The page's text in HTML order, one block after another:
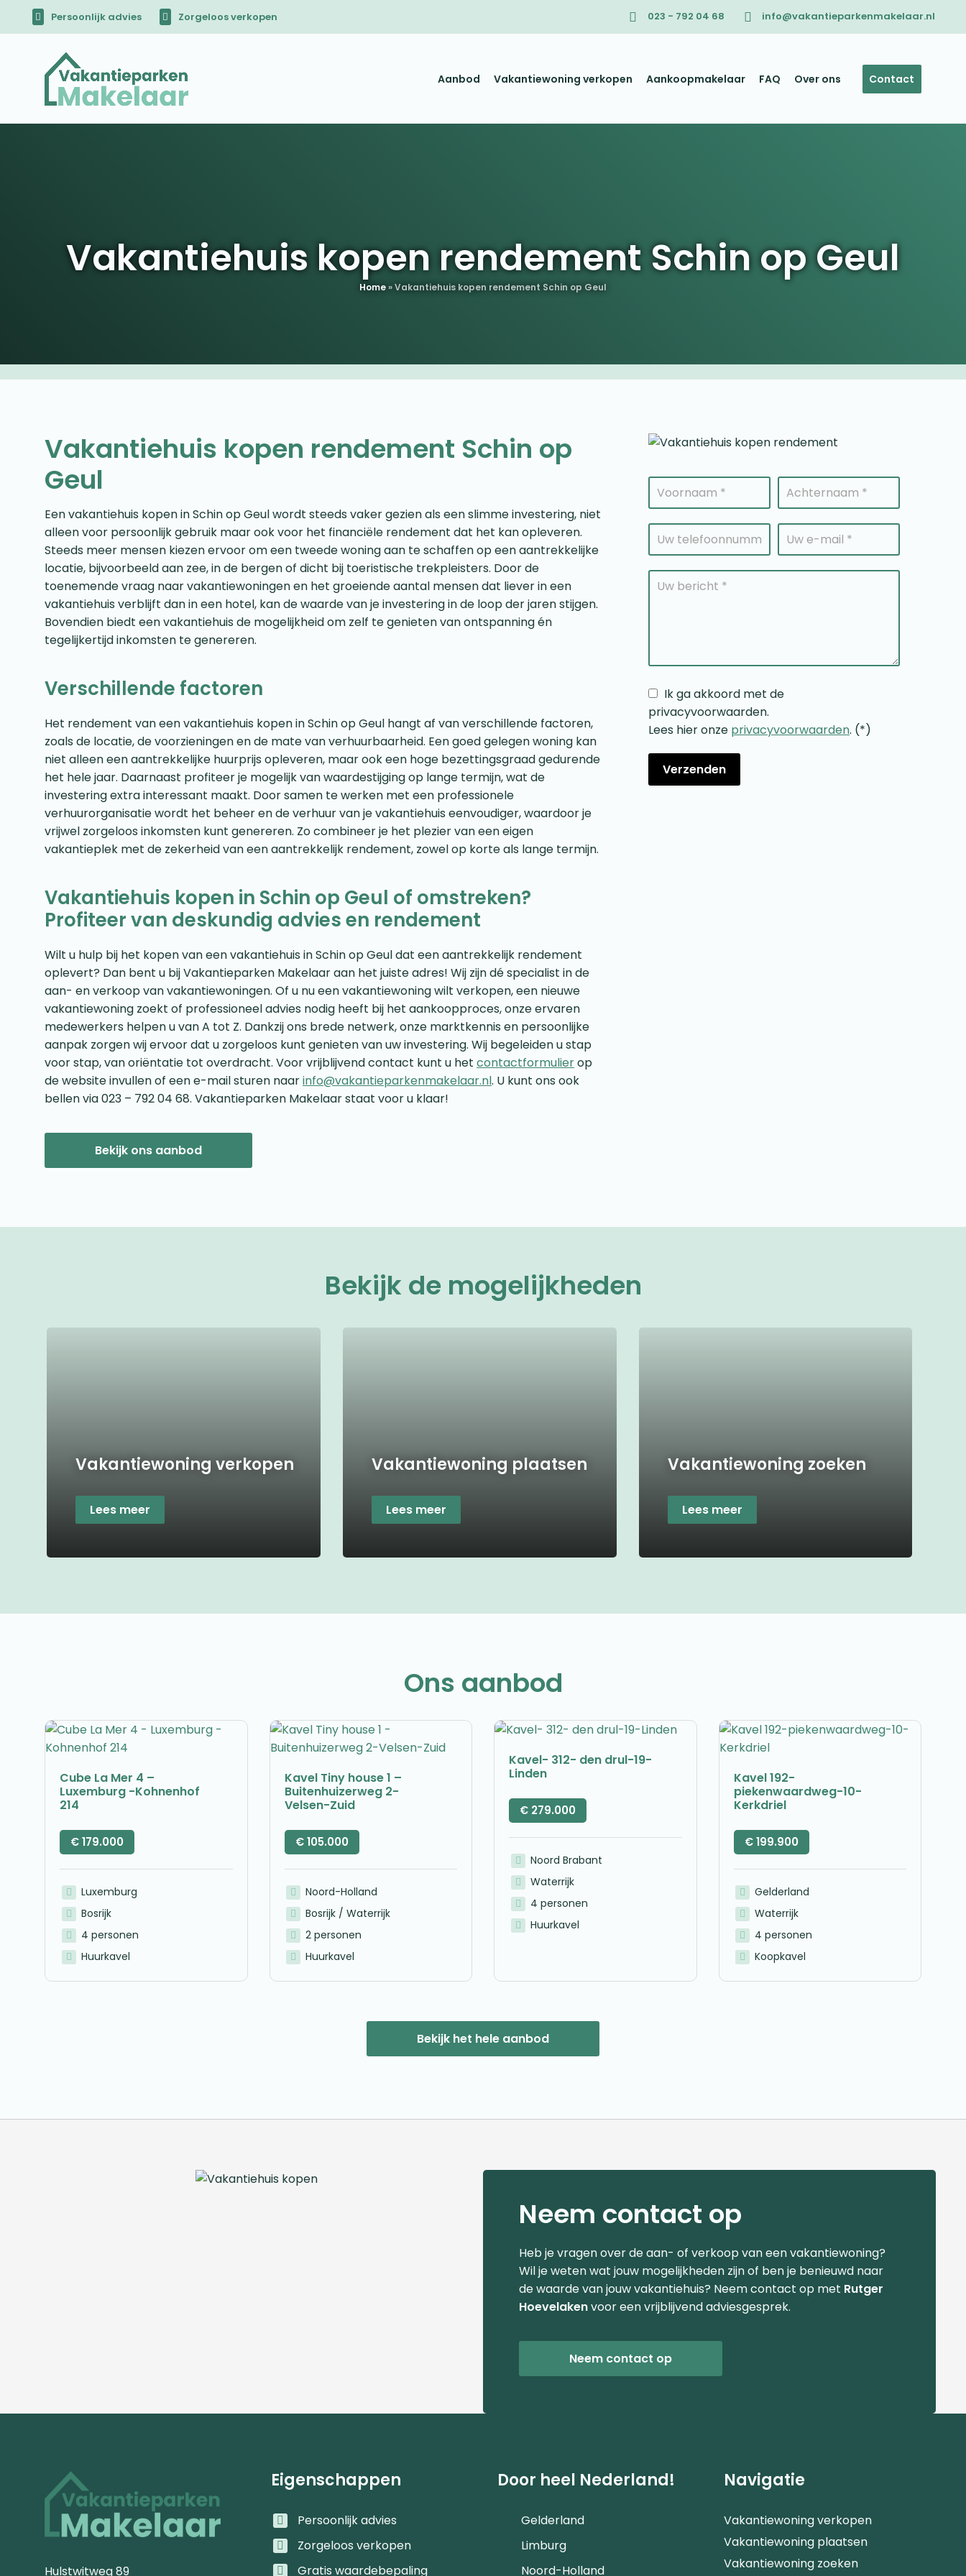
Persoonlijk advies Zorgeloos verkopen 023 - 792 04 68 info@vakantieparkenmakelaar.nl
Aanbod Vakantiewoning verkopen Aankoopmakelaar FAQ Over ons Contact
Vakantiehuis kopen rendement Schin op Geul
Home »Vakantiehuis kopen rendement Schin op Geul
Vakantiehuis kopen rendement Schin op
Geul
Een vakantiehuis kopen in Schin op Geul wordt steeds vaker gezien als een slimme investering, niet
alleen voor persoonlijk gebruik maar ook voor het financiële rendement dat het kan opleveren.
Steeds meer mensen kiezen ervoor om een tweede woning aan te schaffen op een aantrekkelijke
locatie, bijvoorbeeld aan zee, in de bergen of dicht bij toeristische trekpleisters. Door de
toenemende vraag naar vakantiewoningen en het groeiende aantal mensen dat liever in een
vakantiehuis verblijft dan in een hotel, kan de waarde van je investering in de loop der jaren stijgen.
Bovendien biedt een vakantiehuis de mogelijkheid om zelf te genieten van ontspanning én
tegelijkertijd inkomsten te genereren.
Verschillende factoren
Het rendement van een vakantiehuis kopen in Schin op Geul hangt af van verschillende factoren,
zoals de locatie, de voorzieningen en de mate van verhuurbaarheid. Een goed gelegen woning kan
niet alleen een aantrekkelijke huurprijs opleveren, maar ook een hoge bezettingsgraad gedurende
het hele jaar. Daarnaast profiteer je mogelijk van waardestijging op lange termijn, wat de
investering extra interessant maakt. Door samen te werken met een professionele
verhuurorganisatie wordt het beheer en de verhuur van je vakantiehuis eenvoudiger, waardoor je
vrijwel zorgeloos inkomsten kunt genereren. Zo combineer je het plezier van een eigen
vakantieplek met de zekerheid van een aantrekkelijk rendement, zowel op korte als lange termijn.
Vakantiehuis kopen in Schin op Geul of omstreken?
Profiteer van deskundig advies en rendement
Wilt u hulp bij het kopen van een vakantiehuis in Schin op Geul dat een aantrekkelijk rendement
oplevert? Dan bent u bij Vakantieparken Makelaar aan het juiste adres! Wij zijn dé specialist in de
aan- en verkoop van vakantiewoningen. Of u nu een vakantiewoning wilt verkopen, een nieuwe
vakantiewoning zoekt of professioneel advies nodig heeft bij het aankoopproces, onze ervaren
medewerkers helpen u van A tot Z. Dankzij ons brede netwerk, onze marktkennis en persoonlijke
aanpak zorgen wij ervoor dat u zorgeloos kunt genieten van uw investering. Wij begeleiden u stap
voor stap, van oriëntatie tot overdracht. Voor vrijblijvend contact kunt u het contactformulierop
de website invullen of een e-mail sturen naarinfo@vakantieparkenmakelaar.nl. U kunt ons ook
bellen via 023 – 792 04 68. Vakantieparken Makelaar staat voor u klaar!
Bekijk ons aanbod
Ik ga akkoord met de
privacyvoorwaarden.
Lees hier onze privacyvoorwaarden. (*)
Bekijk de mogelijkheden
Vakantiewoning verkopen
Lees meer
Vakantiewoning plaatsen
Lees meer
Vakantiewoning zoeken
Lees meer
Ons aanbod
Cube La Mer 4 –
Luxemburg -Kohnenhof
214
€179.000
Luxemburg
Bosrijk
4 personen
Huurkavel
Kavel Tiny house 1 –
Buitenhuizerweg 2-
Velsen-Zuid
€105.000
Noord-Holland
Bosrijk / Waterrijk
2 personen
Huurkavel
Kavel- 312- den drul-19-
Linden
€ 279.000
Noord Brabant
Waterrijk
4 personen
Huurkavel
Kavel 192-
piekenwaardweg-10-
Kerkdriel
€199.900
Gelderland
Waterrijk
4 personen
Koopkavel
Bekijk het hele aanbod
Neem contact op
Heb je vragen over de aan- of verkoop van een vakantiewoning?
Wil je weten wat jouw mogelijkheden zijn of ben je benieuwd naar
de waarde van jouw vakantiehuis? Neem contact op met Rutger
Hoevelakenvoor een vrijblijvend adviesgesprek.
Neem contact op
Hulstwitweg 89
Eigenschappen
Persoonlijk advies
Zorgeloos verkopen
Gratis waardebepaling
Door heel Nederland!
Gelderland
Limburg
Noord-Holland
Navigatie
Vakantiewoning verkopen
Vakantiewoning plaatsen
Vakantiewoning zoeken